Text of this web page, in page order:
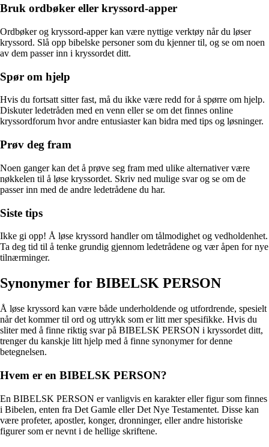
Bruk ordbøker eller kryssord-apper
Ordbøker og kryssord-apper kan være nyttige verktøy når du løser
kryssord. Slå opp bibelske personer som du kjenner til, og se om noen
av dem passer inn i kryssordet ditt.
Spør om hjelp
Hvis du fortsatt sitter fast, må du ikke være redd for å spørre om hjelp.
Diskuter ledetråden med en venn eller se om det finnes online
kryssordforum hvor andre entusiaster kan bidra med tips og løsninger.
Prøv deg fram
Noen ganger kan det å prøve seg fram med ulike alternativer være
nøkkelen til å løse kryssordet. Skriv ned mulige svar og se om de
passer inn med de andre ledetrådene du har.
Siste tips
Ikke gi opp! Å løse kryssord handler om tålmodighet og vedholdenhet.
Ta deg tid til å tenke grundig gjennom ledetrådene og vær åpen for nye
tilnærminger.
Synonymer for BIBELSK PERSON
Å løse kryssord kan være både underholdende og utfordrende, spesielt
når det kommer til ord og uttrykk som er litt mer spesifikke. Hvis du
sliter med å finne riktig svar på BIBELSK PERSON i kryssordet ditt,
trenger du kanskje litt hjelp med å finne synonymer for denne
betegnelsen.
Hvem er en BIBELSK PERSON?
En BIBELSK PERSON er vanligvis en karakter eller figur som finnes
i Bibelen, enten fra Det Gamle eller Det Nye Testamentet. Disse kan
være profeter, apostler, konger, dronninger, eller andre historiske
figurer som er nevnt i de hellige skriftene.